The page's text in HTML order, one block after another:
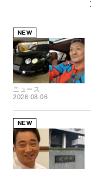
NEW
ニュース
2026.08.06
NEW